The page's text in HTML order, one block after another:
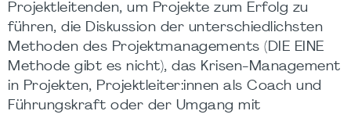
Projektleitenden, um Projekte zum Erfolg zu
führen, die Diskussion der unterschiedlichsten
Methoden des Projektmanagements (DIE EINE
Methode gibt es nicht), das Krisen-Management
in Projekten, Projektleiter:innen als Coach und
Führungskraft oder der Umgang mit